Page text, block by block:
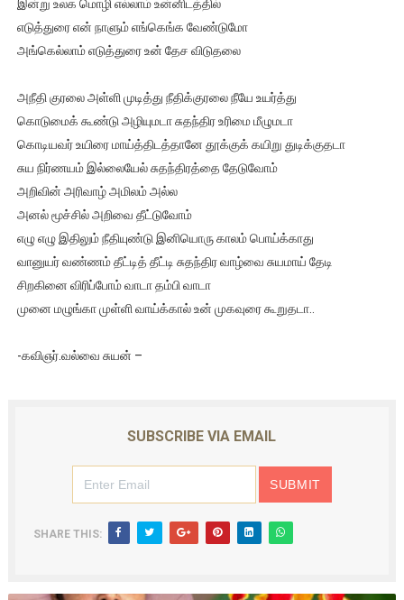
இன்று உலக மொழி எல்லாம் உன்னிடத்தில்
எடுத்துரை என் நாளும் எங்கெங்க வேண்டுமோ
அங்கெல்லாம் எடுத்துரை உன் தேச விடுதலை
அநீதி குரலை அள்ளி முடித்து நீதிக்குரலை நீயே உயர்த்து
கொடுமைக் கூண்டு அழியுமடா சுதந்திர உரிமை மீழுமடா
கொடியவர் உயிரை மாய்த்திடத்தானே தூக்குக் கயிறு துடிக்குதடா
சுய நிர்ணயம் இல்லையேல் சுதந்திரத்தை தேடுவோம்
அறிவின் அரிவாழ் அமிலம் அல்ல
அனல் மூச்சில் அறிவை தீட்டுவோம்
எழு எழு இதிலும் நீதியுண்டு இனியொரு காலம் பொய்க்காது
வானுயர் வண்ணம் தீட்டித் தீட்டி சுதந்திர வாழ்வை சுயமாய் தேடி
சிறகினை விரிப்போம் வாடா தம்பி வாடா
முனை மழுங்கா முள்ளி வாய்க்கால் உன் முகவுரை கூறுதடா..
-கவிஞர்.வல்வை சுயன் –
SUBSCRIBE VIA EMAIL
SHARE THIS: